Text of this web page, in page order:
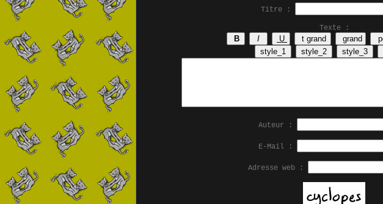
Titre :
Texte :
Auteur :
E-Mail :
Adresse web :